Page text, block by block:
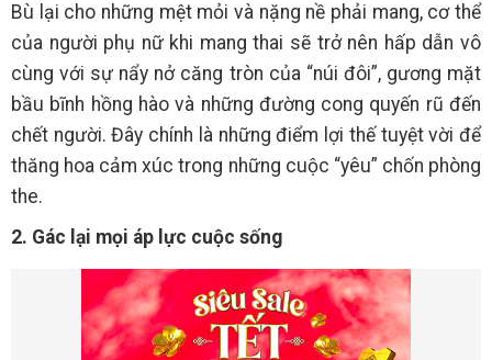
Bù lại cho những mệt mỏi và nặng nề phải mang, cơ thể
của người phụ nữ khi mang thai sẽ trở nên hấp dẫn vô
cùng với sự nẩy nở căng tròn của “núi đôi”, gương mặt
bầu bĩnh hồng hào và những đường cong quyến rũ đến
chết người. Đây chính là những điểm lợi thế tuyệt vời để
thăng hoa cảm xúc trong những cuộc “yêu” chốn phòng
the.
2. Gác lại mọi áp lực cuộc sống